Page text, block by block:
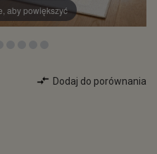
aby powiększyć
Dodaj do porównania